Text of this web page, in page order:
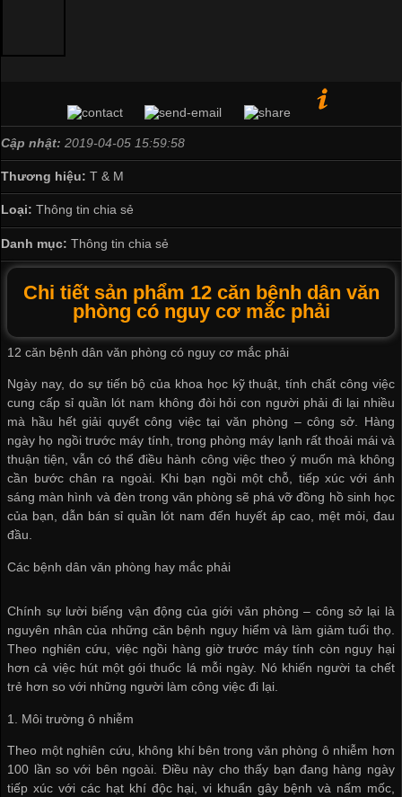
Cập nhật: 2019-04-05 15:59:58
Thương hiệu: T & M
Loại: Thông tin chia sẻ
Danh mục: Thông tin chia sẻ
Chi tiết sản phẩm 12 căn bệnh dân văn
phòng có nguy cơ mắc phải
12 căn bệnh dân văn phòng có nguy cơ mắc phải
Ngày nay, do sự tiến bộ của khoa học kỹ thuật, tính chất công việc
cung cấp sỉ quần lót nam không đòi hỏi con người phải đi lại nhiều
mà hầu hết giải quyết công việc tại văn phòng – công sở. Hàng
ngày họ ngồi trước máy tính, trong phòng máy lạnh rất thoải mái và
thuận tiện, vẫn có thể điều hành công việc theo ý muốn mà không
cần bước chân ra ngoài. Khi bạn ngồi một chỗ, tiếp xúc với ánh
sáng màn hình và đèn trong văn phòng sẽ phá vỡ đồng hồ sinh học
của bạn, dẫn bán sỉ quần lót nam đến huyết áp cao, mệt mỏi, đau
đầu.
Các bệnh dân văn phòng hay mắc phải
Chính sự lười biếng vận động của giới văn phòng – công sở lại là
nguyên nhân của những căn bệnh nguy hiểm và làm giảm tuổi thọ.
Theo nghiên cứu, việc ngồi hàng giờ trước máy tính còn nguy hại
hơn cả việc hút một gói thuốc lá mỗi ngày. Nó khiến người ta chết
trẻ hơn so với những người làm công việc đi lại.
1. Môi trường ô nhiễm
Theo một nghiên cứu, không khí bên trong văn phòng ô nhiễm hơn
100 lần so với bên ngoài. Điều này cho thấy bạn đang hàng ngày
tiếp xúc với các hạt khí độc hại, vi khuẩn gây bệnh và nấm mốc,